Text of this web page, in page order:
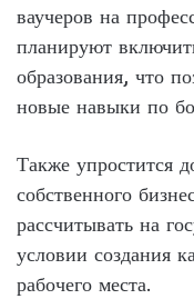
ваучеров на
планируют
образования, что
новые навыки по
Также упростится
собственного
рассчитывать на
условии создания
рабочего места.